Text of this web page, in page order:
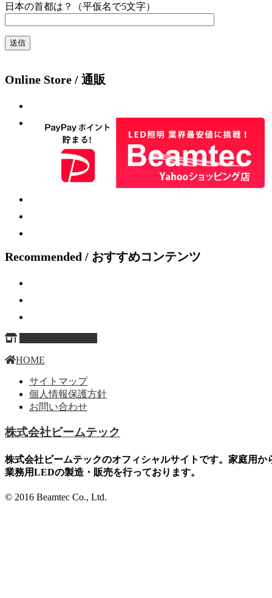
日本の首都は？（平仮名で5文字）
Online Store / 通販
Recommended / おすすめコンテンツ
HOME
サイトマップ
個人情報保護方針
お問い合わせ
株式会社ビームテック
株式会社ビームテックのオフィシャルサイトです。家庭用か
業務用LEDの製造・販売を行っております。
© 2016 Beamtec Co., Ltd.